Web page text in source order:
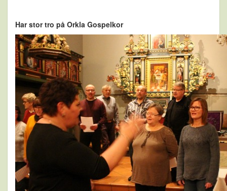
Har stor tro på Orkla Gospelkor